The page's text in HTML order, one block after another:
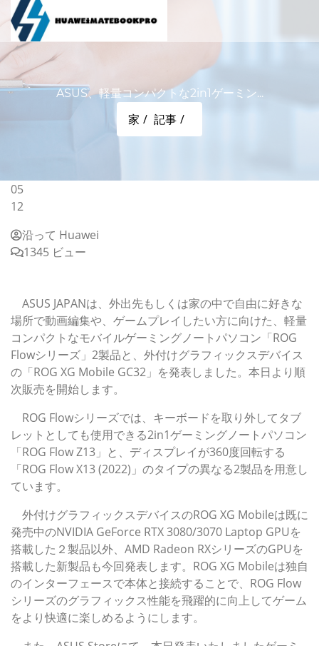
ASUS、軽量コンパクトな2in1ゲーミン...
家 記事
05
12
沿って Huawei
1345 ビュー
ASUS JAPANは、外出先もしくは家の中で自由に好きな
場所で動画編集や、ゲームプレイしたい方に向けた、軽量
コンパクトなモバイルゲーミングノートパソコン「ROG
Flowシリーズ」2製品と、外付けグラフィックスデバイス
の「ROG XG Mobile GC32」を発表しました。本日より順
次販売を開始します。
ROG Flowシリーズでは、キーボードを取り外してタブ
レットとしても使用できる2in1ゲーミングノートパソコン
「ROG Flow Z13」と、ディスプレイが360度回転する
「ROG Flow X13 (2022)」のタイプの異なる2製品を用意し
ています。
外付けグラフィックスデバイスのROG XG Mobileは既に
発売中のNVIDIA GeForce RTX 3080/3070 Laptop GPUを
搭載した２製品以外、AMD Radeon RXシリーズのGPUを
搭載した新製品も今回発表します。ROG XG Mobileは独自
のインターフェースで本体と接続することで、ROG Flow
シリーズのグラフィックス性能を飛躍的に向上してゲーム
をより快適に楽しめるようにします。